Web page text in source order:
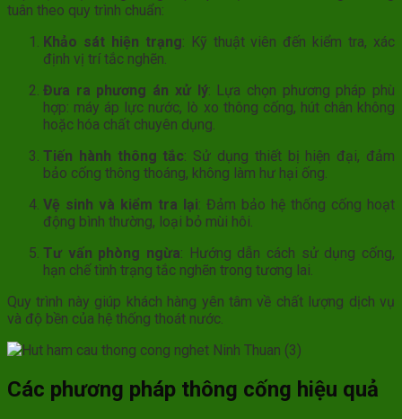
tuân theo quy trình chuẩn:
Khảo sát hiện trạng: Kỹ thuật viên đến kiểm tra, xác
định vị trí tắc nghẽn.
Đưa ra phương án xử lý: Lựa chọn phương pháp phù
hợp: máy áp lực nước, lò xo thông cống, hút chân không
hoặc hóa chất chuyên dụng.
Tiến hành thông tắc: Sử dụng thiết bị hiện đại, đảm
bảo cống thông thoáng, không làm hư hại ống.
Vệ sinh và kiểm tra lại: Đảm bảo hệ thống cống hoạt
động bình thường, loại bỏ mùi hôi.
Tư vấn phòng ngừa: Hướng dẫn cách sử dụng cống,
hạn chế tình trạng tắc nghẽn trong tương lai.
Quy trình này giúp khách hàng yên tâm về chất lượng dịch vụ
và độ bền của hệ thống thoát nước.
Các phương pháp thông cống hiệu quả